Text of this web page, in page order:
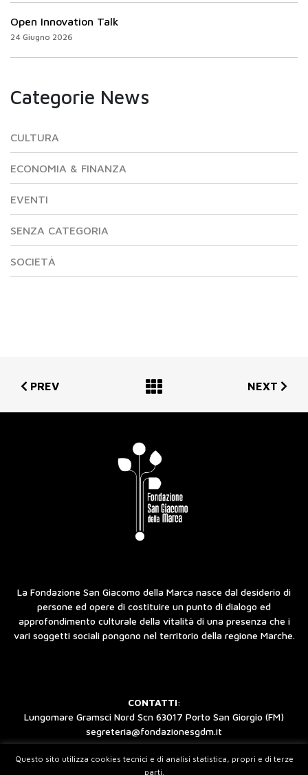
Open Innovation Talk
24 Giugno 2026
Categorie News
CULTURA
ECONOMIA & FINANZA
EVENTI
SENZA CATEGORIA
SOCIETÀ
PREV NEXT
La Fondazione San Giacomo della Marca nasce dal desiderio di
persone ed opere di costituire un punto di dialogo ed
approfondimento culturale della vitalità di una presenza che i
vari soggetti sociali pongono nel territorio della regione Marche.
CONTATTI:
Lungomare Gramsci Nord Scn 63017 Porto San Giorgio (FM)
segreteria@fondazionesgdm.it
Questo sito utilizza cookies tecnici e di analisi statistica, propri e di terze
parti.